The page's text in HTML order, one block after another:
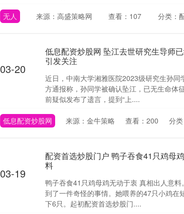
无人 来源：高盛策略网 查看：107 分类：
03-20
低息配资炒股网 坠江去世研究生导师
引发关注
近日，中南大学湘雅医院2023级研究生孙同
方通报称，孙同学被确认坠江，已无生命体
前疑似发布了遗言，提到“上....
低息配资炒股网 来源：金牛策略 查看：200 分
03-19
配资首选炒股门户 鸭子吞食41只鸡母
料
鸭子吞食41只鸡母鸡无动于衷 真相出人意
到了一件奇怪的事情。她喂养的47只小鸡在
下6只。起初配资首选炒股门....